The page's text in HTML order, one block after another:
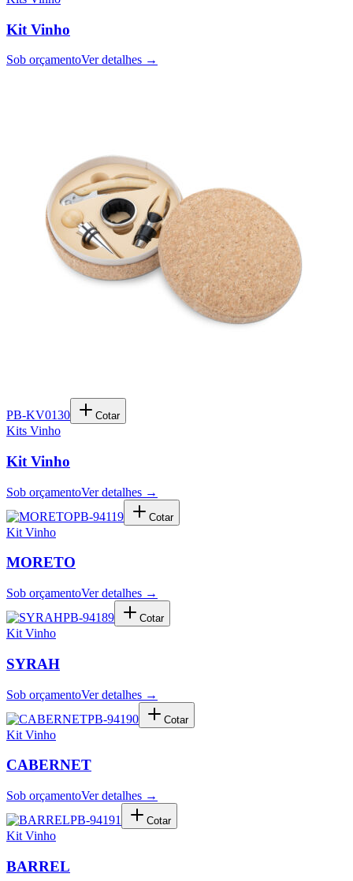
Kit Vinho
Sob orçamentoVer detalhes →
PB-KV0130 Cotar
Kits Vinho
Kit Vinho
Sob orçamentoVer detalhes →
PB-94119
Cotar
Kit Vinho
MORETO
Sob orçamentoVer detalhes →
PB-94189
Cotar
Kit Vinho
SYRAH
Sob orçamentoVer detalhes →
PB-94190
Cotar
Kit Vinho
CABERNET
Sob orçamentoVer detalhes →
PB-94191
Cotar
Kit Vinho
BARREL